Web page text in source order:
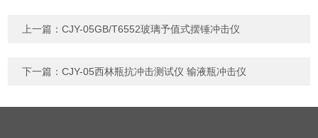
上一篇：CJY-05GB/T6552玻璃予值式摆锤冲击仪
下一篇：CJY-05西林瓶抗冲击测试仪 输液瓶冲击仪